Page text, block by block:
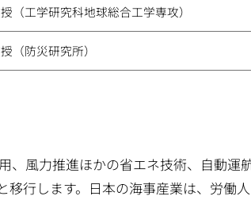
（工学研究科地球総合工学専攻）
（防災研究所）
、風力推進ほかの省エネ技術、自動運
移行します。日本の海事産業は、労働